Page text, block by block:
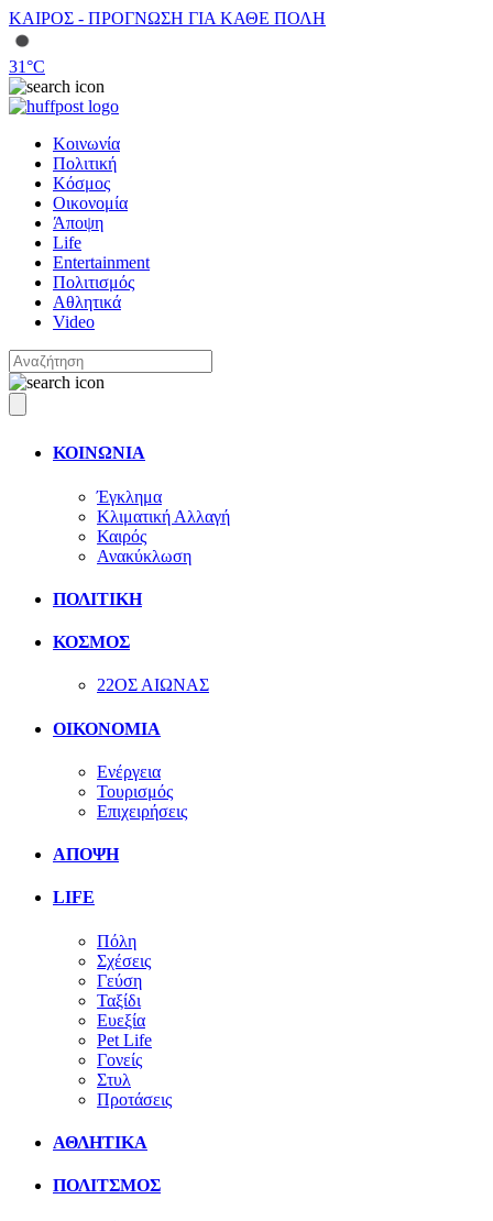
ΚΑΙΡΟΣ - ΠΡΟΓΝΩΣΗ ΓΙΑ ΚΑΘΕ ΠΟΛΗ
31°C
Κοινωνία
Πολιτική
Κόσμος
Οικονομία
Άποψη
Life
Entertainment
Πολιτισμός
Αθλητικά
Video
ΚΟΙΝΩΝΙΑ
Έγκλημα
Κλιματική Αλλαγή
Καιρός
Ανακύκλωση
ΠΟΛΙΤΙΚΗ
ΚΟΣΜΟΣ
22ΟΣ ΑΙΩΝΑΣ
ΟΙΚΟΝΟΜΙΑ
Ενέργεια
Τουρισμός
Επιχειρήσεις
ΑΠΟΨΗ
LIFE
Πόλη
Σχέσεις
Γεύση
Ταξίδι
Ευεξία
Pet Life
Γονείς
Στυλ
Προτάσεις
ΑΘΛΗΤΙΚΑ
ΠΟΛΙΤΣΜΟΣ